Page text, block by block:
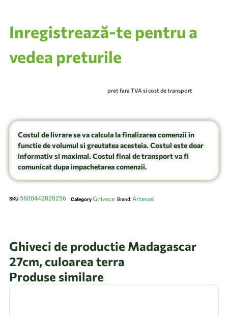
Inregistrează-te pentru a
vedea preturile
pret fara TVA si cost de transport
Costul de livrare se va calcula la finalizarea comenzii in
functie de volumul si greutatea acesteia. Costul este doar
informativ si maximal. Costul final de transport va fi
comunicat dupa impachetarea comenzii.
SKU 5600442820256 CategoryGhivece Brand: Artevasi
Ghiveci de productie Madagascar
27cm, culoarea terra
Produse similare